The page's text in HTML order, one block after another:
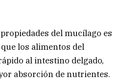
del mucílago es
los alimentos del
al intestino delgado,
absorción de nutrientes.